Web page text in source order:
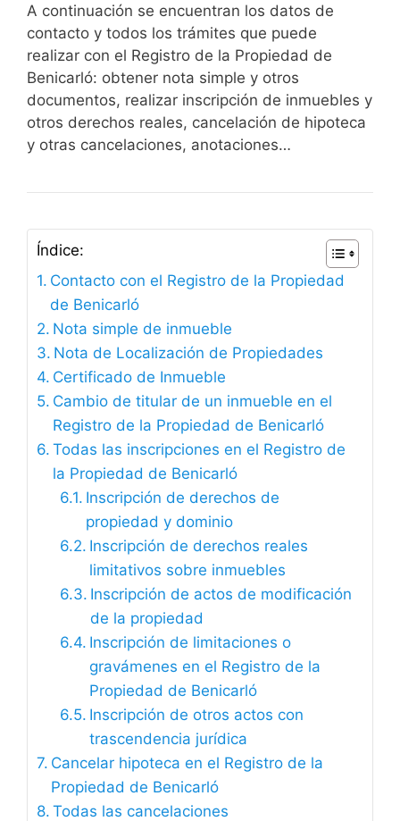
A continuación se encuentran los datos de
contacto y todos los trámites que puede
realizar con el Registro de la Propiedad de
Benicarló: obtener nota simple y otros
documentos, realizar inscripción de inmuebles y
otros derechos reales, cancelación de hipoteca
y otras cancelaciones, anotaciones…
Índice:
Contacto con el Registro de la Propiedad
de Benicarló
Nota simple de inmueble
Nota de Localización de Propiedades
Certificado de Inmueble
Cambio de titular de un inmueble en el
Registro de la Propiedad de Benicarló
Todas las inscripciones en el Registro de
la Propiedad de Benicarló
Inscripción de derechos de
propiedad y dominio
Inscripción de derechos reales
limitativos sobre inmuebles
Inscripción de actos de modificación
de la propiedad
Inscripción de limitaciones o
gravámenes en el Registro de la
Propiedad de Benicarló
Inscripción de otros actos con
trascendencia jurídica
Cancelar hipoteca en el Registro de la
Propiedad de Benicarló
Todas las cancelaciones